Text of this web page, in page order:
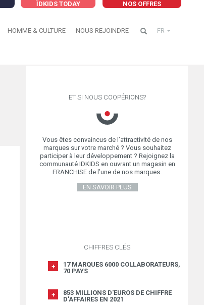
NOS OFFRES
ÏDKIDS TODAY
HOMME & CULTURE NOUS REJOINDRE FR
ET SI NOUS COOPÉRIONS?
Vous êtes convaincus de l’attractivité de nos
marques sur votre marché ? Vous souhaitez
participer à leur développement ? Rejoignez la
communauté IDKIDS en ouvrant un magasin en
FRANCHISE de l’une de nos marques.
EN SAVOIR PLUS
CHIFFRES CLÉS
17 MARQUES 6000 COLLABORATEURS,
70 PAYS
853 MILLIONS D'EUROS DE CHIFFRE
D'AFFAIRES EN 2021